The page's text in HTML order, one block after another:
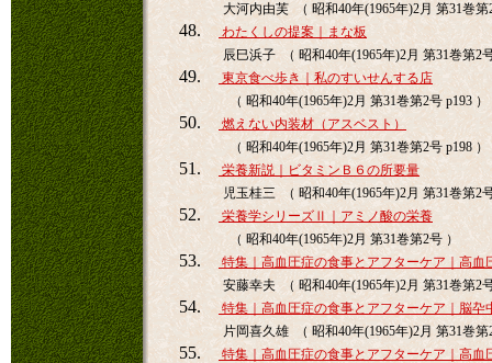
大河内由芙 （ 昭和40年(1965年)2月 第31巻第
48.
わたくしの提案｜まな板
辰巳浜子 （ 昭和40年(1965年)2月 第31巻第2
49.
東京食べ歩き｜私のすいせんする店
（ 昭和40年(1965年)2月 第31巻第2号 p193 ）
50.
燃えない内装材（アスベスト）
（ 昭和40年(1965年)2月 第31巻第2号 p198 ）
51.
栄養新説｜ビタミンＢ６の所要量
児玉桂三 （ 昭和40年(1965年)2月 第31巻第2
52.
栄養学シリーズⅡ｜アミノ酸の栄養
（ 昭和40年(1965年)2月 第31巻第2号 ）
53.
特集｜高血圧症の食事とアフターケア｜高血
安藤幸夫 （ 昭和40年(1965年)2月 第31巻第2
54.
特集｜高血圧症の食事とアフターケア｜脳卆
片岡喜久雄 （ 昭和40年(1965年)2月 第31巻第
55.
特集｜高血圧症の食事とアフターケア｜高血